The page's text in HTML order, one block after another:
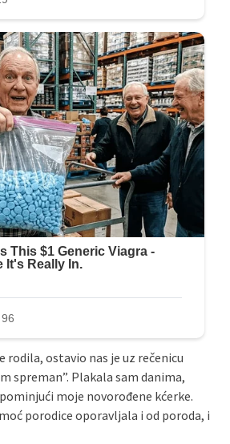
rodila, ostavio nas je uz rečenicu
spreman”. Plakala sam danima,
moje novorođene kćerke.
porodice oporavljala i od poroda, i